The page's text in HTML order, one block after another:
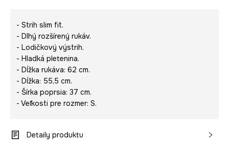
- Strih slim fit.
- Dlhý rozšírený rukáv.
- Lodičkový výstrih.
- Hladká pletenina.
- Dĺžka rukáva: 62 cm.
- Dĺžka: 55,5 cm.
- Šírka poprsia: 37 cm.
- Veľkosti pre rozmer: S.
Detaily produktu